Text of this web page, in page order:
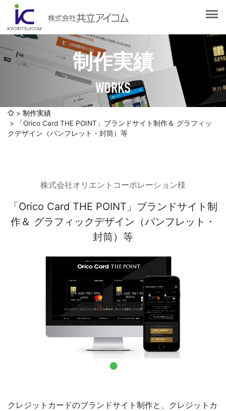
制作実績
WORKS
会社概要
社長挨拶
企業理念
認証取得
アクセスマップ
選ばれる理由
Web制作・ホームページ制作
デザイン作成・印刷サービス
デジタルコンテンツ制作・撮影・その他
社員ブログ
採用情報
制作実績
「Orico Card THE POINT」ブランドサイト制作＆ グラフィッ
クデザイン（パンフレット・封筒）等
株式会社オリエントコーポレーション様
「Orico Card THE POINT」ブランドサイト制
作＆ グラフィックデザイン（パンフレット・
封筒）等
クレジットカードのブランドサイト制作と、クレジットカ